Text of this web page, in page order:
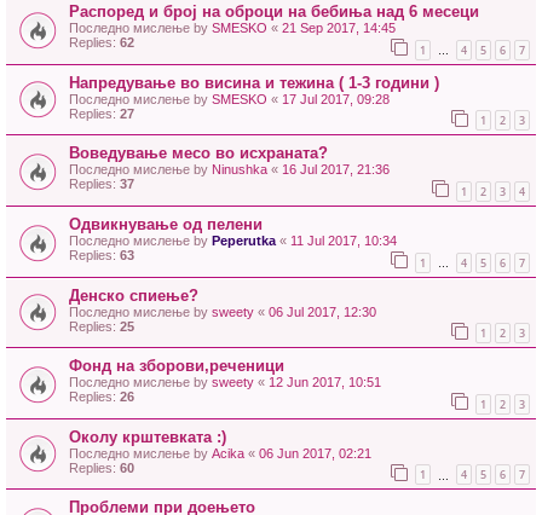
Распоред и број на оброци на бебиња над 6 месеци
Последно мислење by SMESKO « 21 Sep 2017, 14:45
Replies: 62 1 … 4 5 6 7
Напредување во висина и тежина ( 1-3 години )
Последно мислење by SMESKO « 17 Jul 2017, 09:28
Replies: 27 1 2 3
Воведување месо во исхраната?
Последно мислење by Ninushka « 16 Jul 2017, 21:36
Replies: 37 1 2 3 4
Одвикнување од пелени
Последно мислење by Peperutka « 11 Jul 2017, 10:34
Replies: 63 1 4 5 6 7
Денско спиење?
Последно мислење by sweety « 06 Jul 2017, 12:30
Replies: 25 1 2 3
Фонд на зборови,реченици
Последно мислење by sweety « 12 Jun 2017, 10:51
Replies: 26 1 2 3
Околу крштевката :)
Последно мислење by Acika « 06 Jun 2017, 02:21
Replies: 60 1 4 5 6 7
Проблеми при доењето